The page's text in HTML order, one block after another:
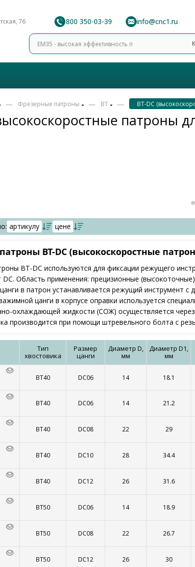
76 8 800 350-03-39 info@cnc1.ru
патроны
— Фрезерные патроны — BT — BT-DC
артикулу цене
BT-DC (высокоскоростные
BT-DC используются для фиксации режущего
DC. Область применения: прецизионные
в патрон устанавливается режущий инструмент
цанги в корпусе оправки используется
охлаждающей жидкости (СОЖ) осуществляется
производится при помощи штревельного болта с
Тип
хвостовика
Размер
цанги
Диаметр D,
мм
Диаметр D1,
мм
BT40 DC06 14 18.1
BT40 DC06 14 21.2
BT40 DC08 22 29
BT40 DC10 28 34.4
BT40 DC12 26 31.6
BT50 DC06 14 18.9
BT50 DC08 22 26.7
BT50 DC12 26 30